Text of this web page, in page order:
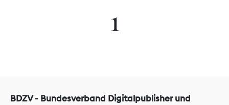
1
BDZV - Bundesverband Digitalpublisher und